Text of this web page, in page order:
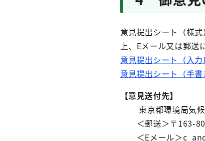
意見提出シート（様
上、Eメール又は郵送
意見提出シート（入力
意見提出シート（手書
【意見送付先】
東京都環境局気
＜郵送＞〒163-
＜Eメール＞